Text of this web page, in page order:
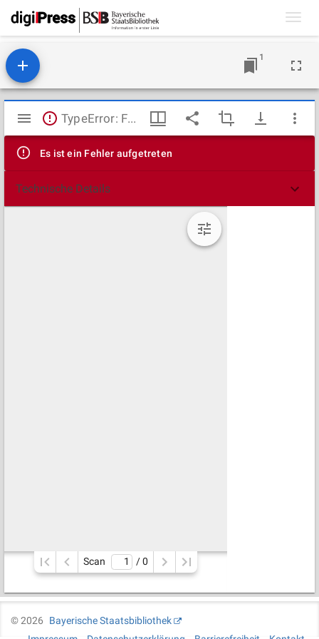
1
Mirador
Viewer
TypeError: Failed to fetch
Es ist ein Fehler aufgetreten
Technische Details
Scan / 0
©2026
Bayerische Staatsbibliothek